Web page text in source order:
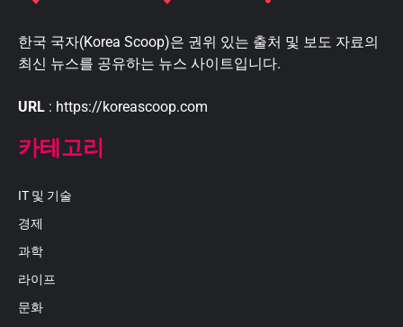
한국 국자(Korea Scoop)은 권위 있는 출처 및 보도 자료의
최신 뉴스를 공유하는 뉴스 사이트입니다.
URL : https://koreascoop.com
카테고리
IT 및 기술
경제
과학
라이프
문화